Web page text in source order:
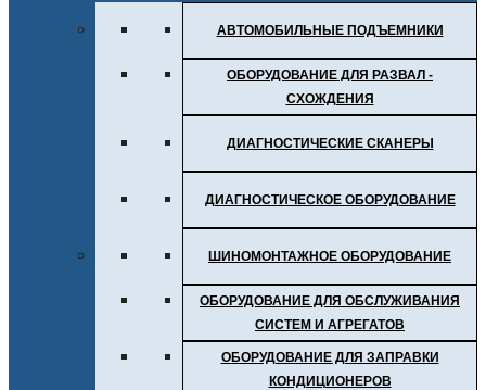
АВТОМОБИЛЬНЫЕ ПОДЪЕМНИКИ
ОБОРУДОВАНИЕ ДЛЯ РАЗВАЛ -
СХОЖДЕНИЯ
ДИАГНОСТИЧЕСКИЕ СКАНЕРЫ
ДИАГНОСТИЧЕСКОЕ ОБОРУДОВАНИЕ
ШИНОМОНТАЖНОЕ ОБОРУДОВАНИЕ
ОБОРУДОВАНИЕ ДЛЯ ОБСЛУЖИВАНИЯ
СИСТЕМ И АГРЕГАТОВ
ОБОРУДОВАНИЕ ДЛЯ ЗАПРАВКИ
КОНДИЦИОНЕРОВ